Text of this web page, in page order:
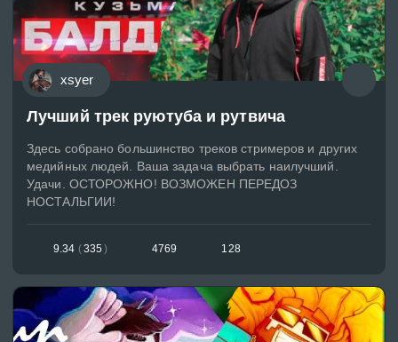
xsyer
Лучший трек руютуба и рутвича
Здесь собрано большинство треков стримеров и других
медийных людей. Ваша задача выбрать наилучший.
Удачи. ОСТОРОЖНО! ВОЗМОЖЕН ПЕРЕДОЗ
НОСТАЛЬГИИ!
9.34 (335 ) 4769 128